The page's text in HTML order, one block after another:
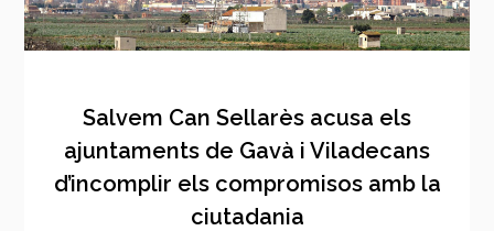
Salvem Can Sellarès acusa els
ajuntaments de Gavà i Viladecans
d’incomplir els compromisos amb la
ciutadania